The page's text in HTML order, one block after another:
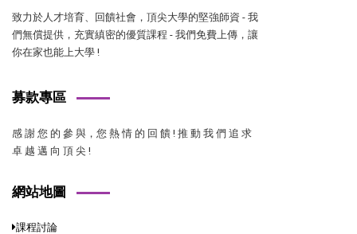
致力於人才培育、回饋社會，頂尖大學的堅強師資 - 我
們無償提供，充實縝密的優質課程 - 我們免費上傳，讓
你在家也能上大學 !
募款專區
感 謝 您 的 參 與，您 熱 情 的 回 饋 ! 推 動 我 們 追 求
卓 越 邁 向 頂 尖 !
網站地圖
課程討論